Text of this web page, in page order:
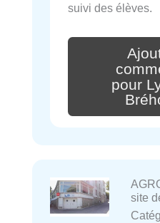
suivi des élèves.
pour
site